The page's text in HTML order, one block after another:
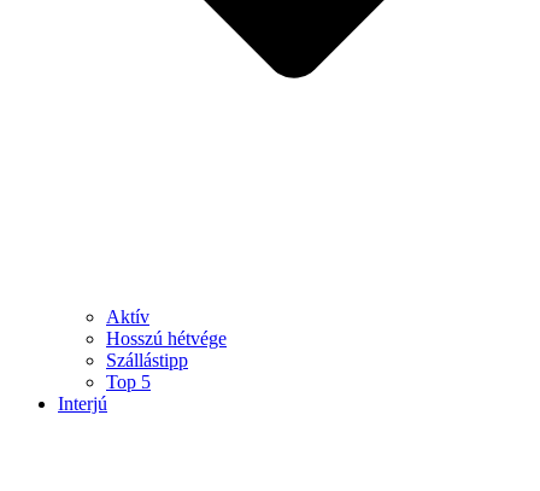
Aktív
Hosszú hétvége
Szállástipp
Top 5
Interjú